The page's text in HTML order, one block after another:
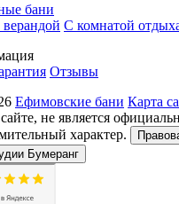
бани
С комнатой
Отзывы
Ефимовские бани Карта
не является
характер.
Бумеранг